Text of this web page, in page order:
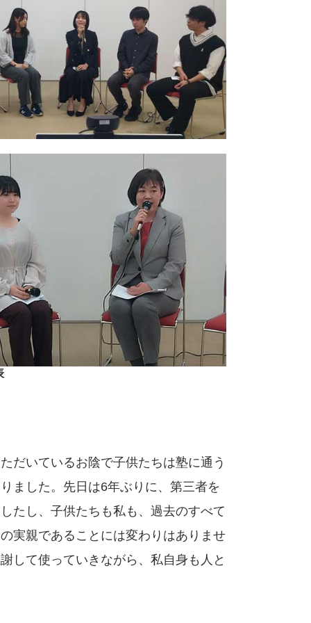
だいているお陰で子供たちは塾に通う
ました。先日は6年ぶりに、第三者を
たし、子供たちも私も、過去のすべて
実親であることには変わりはありませ
して使っていきながら、私自身も人と